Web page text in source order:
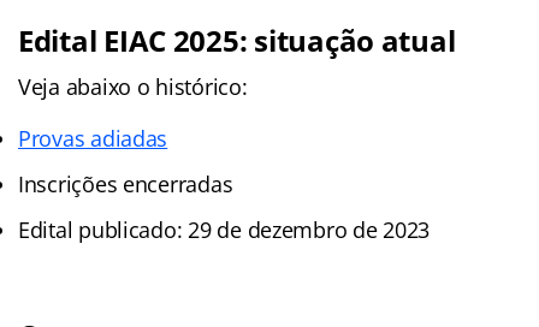
Edital EIAC 2025: situação atual
Veja abaixo o histórico:
Provas adiadas
Inscrições encerradas
Edital publicado: 29 de dezembro de 2023